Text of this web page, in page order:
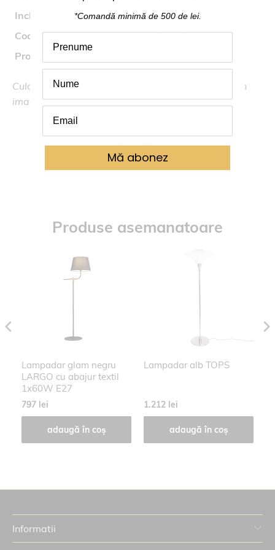
Inclus
nu
Cod
4204100
Producator
Culoarea reala poate fi usor diferita fata de cea din
imagine.
Produse asemanatoare
Lampadar glam negru
LARGO cu abajur textil
1x60W E27
797 lei
adaugă în coș
Lampadar alb TOPS
1.212 lei
adaugă în coș
Informatii
*Comandă minimă de 500 de lei.
Mă abonez